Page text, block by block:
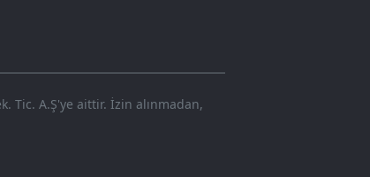
Tic. A.Ş'ye aittir. İzin alınmadan,